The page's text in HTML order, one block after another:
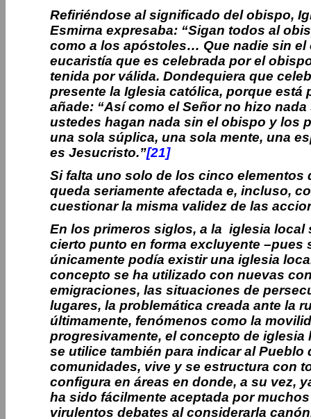
Refiriéndose al significado del obispo,
Esmirna expresaba: “Sigan todos al
como a los apóstoles… Que nadie sin el
eucaristía que es celebrada por el
tenida por válida. Dondequiera que
presente la Iglesia católica, porque está
añade: “Así como el Señor no hizo
ustedes hagan nada sin el obispo y los
una sola súplica, una sola mente, una
es Jesucristo.”[21]
Si falta uno solo de los cinco
queda seriamente afectada e, incluso,
cuestionar la misma validez de las
En los primeros siglos, a la iglesia
cierto punto en forma excluyente
únicamente podía existir una iglesia
concepto se ha utilizado con nuevas
emigraciones, las situaciones de
lugares, la problemática creada ante la
últimamente, fenómenos como la
progresivamente, el concepto de
se utilice también para indicar al
comunidades, vive y se estructura con
configura en áreas en donde, a su vez,
ha sido fácilmente aceptada por
virulentos debates al considerarla